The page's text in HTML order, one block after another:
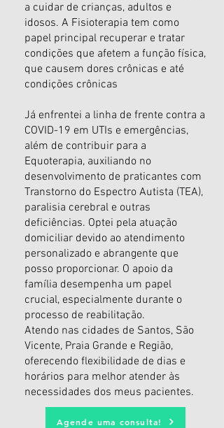
a cuidar de crianças, adultos e
idosos. A Fisioterapia tem como
papel principal recuperar e tratar
condições que afetem a função física,
que causem dores crônicas e até
condições crônicas
Já enfrentei a linha de frente contra a
COVID-19 em UTIs e emergências,
além de contribuir para a
Equoterapia, auxiliando no
desenvolvimento de praticantes com
Transtorno do Espectro Autista (TEA),
paralisia cerebral e outras
deficiências. Optei pela atuação
domiciliar devido ao atendimento
personalizado e abrangente que
posso proporcionar. O apoio da
família desempenha um papel
crucial, especialmente durante o
processo de reabilitação.
Atendo nas cidades de Santos, São
Vicente, Praia Grande e Região,
oferecendo flexibilidade de dias e
horários para melhor atender às
necessidades dos meus pacientes.
Agende uma consulta!